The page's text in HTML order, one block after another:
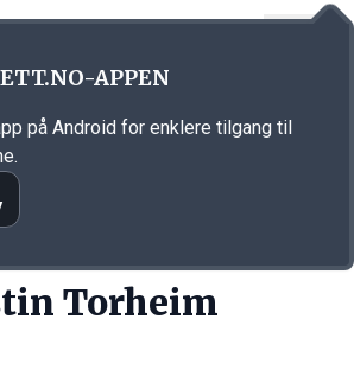
Torheim
APPEN
på Android for enklere tilgang til